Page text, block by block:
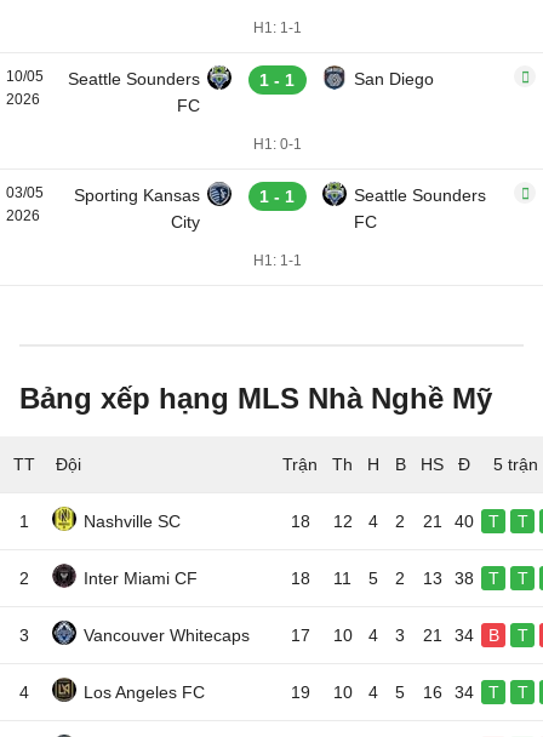
H1: 1-1
10/05
2026
Seattle Sounders
FC
1 - 1 San Diego
H1: 0-1
03/05
2026
Sporting Kansas
City
1 - 1
Seattle Sounders
FC
H1: 1-1
Bảng xếp hạng MLS Nhà Nghề Mỹ
TT Đội 5 trận
1 Nashville SC 18 12 4 2 21 40 T T
2 Inter Miami CF 18 11 5 2 13 38 T T
3 Vancouver Whitecaps 17 10 4 3 21 34 B T
4 Los Angeles FC 19 10 4 5 16 34 T T